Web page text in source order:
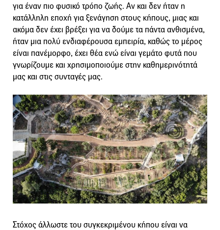
για έναν πιο φυσικό τρόπο ζωής. Αν και δεν ήταν η
κατάλληλη εποχή για ξενάγηση στους κήπους, μιας και
ακόμα δεν έχει βρέξει για να δούμε τα πάντα ανθισμένα,
ήταν μια πολύ ενδιαφέρουσα εμπειρία, καθώς το μέρος
είναι πανέμορφο, έχει θέα ενώ είναι γεμάτο φυτά που
γνωρίζουμε και χρησιμοποιούμε στην καθημερινότητά
μας και στις συνταγές μας.
Στόχος άλλωστε του συγκεκριμένου κήπου είναι να